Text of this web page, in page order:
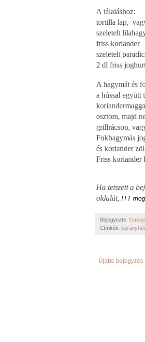
A tálaláshoz:
tortilla lap,
szeletelt
friss koriander
szeletelt
2 dl friss
A hagymát és
a hússal együtt
osztom, majd
grillrácson,
Fokhagymás
és koriander
Friss koriander
Ha tetszett a
oldalát, ITT
Bejegyezte:
Címkék:
Újabb bejegyzés